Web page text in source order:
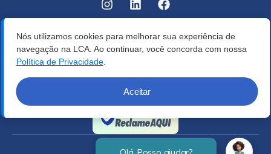
Nós utilizamos cookies para melhorar sua experiência de
navegação na LCA. Ao continuar, você concorda com nossa
Política de Privacidade.
Aceitar